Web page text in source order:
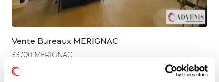
Vente Bureaux MERIGNAC
33700 MERIGNAC